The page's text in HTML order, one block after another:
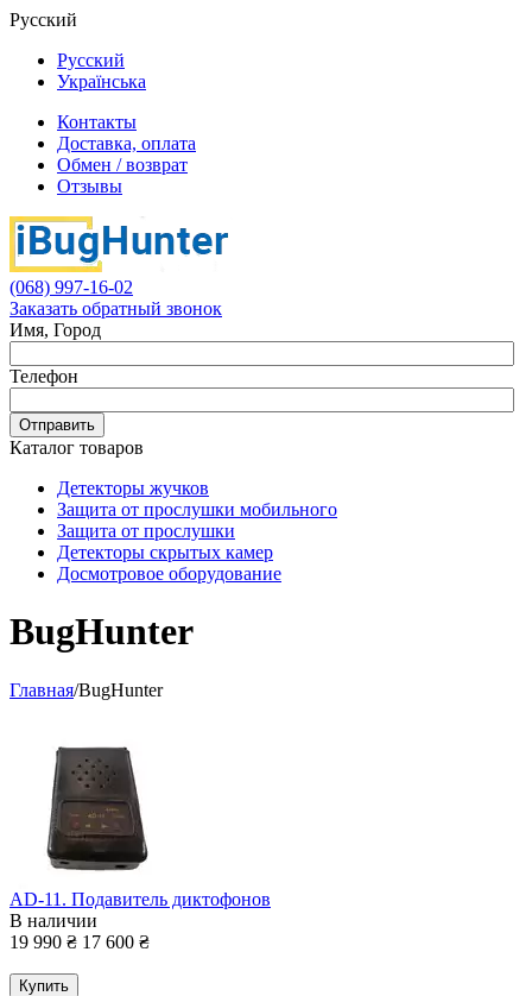
Русский
Русский
Українська
Контакты
Доставка, оплата
Обмен / возврат
Отзывы
(068) 997-16-02
Заказать обратный звонок
Имя, Город
Телефон
Отправить
Каталог товаров
Детекторы жучков
Защита от прослушки мобильного
Защита от прослушки
Детекторы скрытых камер
Досмотровое оборудование
BugHunter
Главная/BugHunter
AD-11. Подавитель диктофонов
В наличии
19 990 ₴ 17 600 ₴
Купить